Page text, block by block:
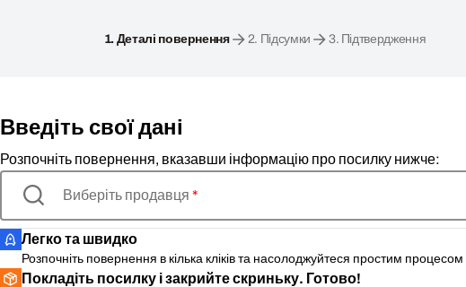
1. Деталі повернення 2. Підсумки 3. Підтвердження
Введіть свої дані
Розпочніть повернення, вказавши інформацію про посилку нижче:
Виберіть продавця *
Легко та швидко
Розпочніть повернення в кілька кліків та насолоджуйтеся простим процесом
Покладіть посилку і закрийте скриньку. Готово!